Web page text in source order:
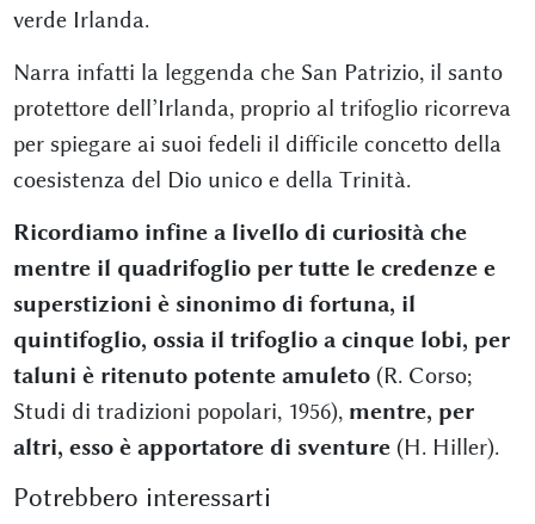
verde Irlanda.
Narra infatti la leggenda che San Patrizio, il santo
protettore dell’Irlanda, proprio al trifoglio ricorreva
per spiegare ai suoi fedeli il difficile concetto della
coesistenza del Dio unico e della Trinità.
Ricordiamo infine a livello di curiosità che
mentre il quadrifoglio per tutte le credenze e
superstizioni è sinonimo di fortuna, il
quintifoglio, ossia il trifoglio a cinque lobi, per
taluni è ritenuto potente amuleto (R. Corso;
Studi di tradizioni popolari, 1956), mentre, per
altri, esso è apportatore di sventure(H. Hiller).
Potrebbero interessarti